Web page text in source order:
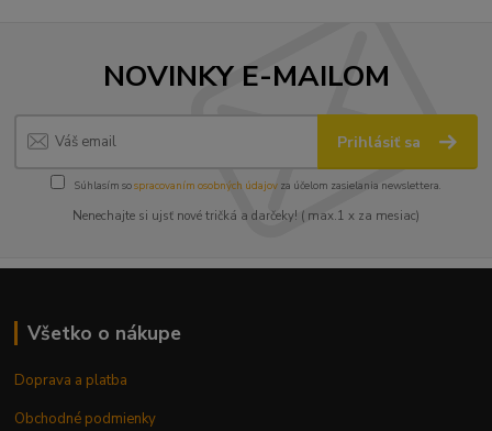
NOVINKY E-MAILOM
Prihlásiť sa
Súhlasím sospracovaním osobných údajov za účelom zasielania newslettera.
Nenechajte si ujsť nové tričká a darčeky! ( max.1 x za mesiac)
Všetko o nákupe
Doprava a platba
Obchodné podmienky